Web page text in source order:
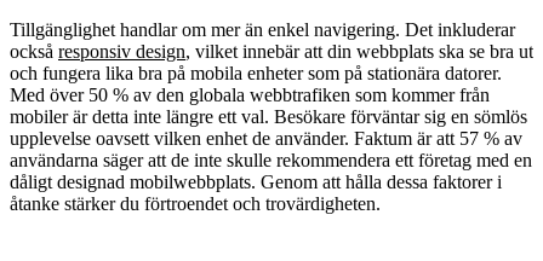
Tillgänglighet handlar om mer än enkel navigering. Det inkluderar
också responsiv design, vilket innebär att din webbplats ska se bra ut
och fungera lika bra på mobila enheter som på stationära datorer.
Med över 50 % av den globala webbtrafiken som kommer från
mobiler är detta inte längre ett val. Besökare förväntar sig en sömlös
upplevelse oavsett vilken enhet de använder. Faktum är att 57 % av
användarna säger att de inte skulle rekommendera ett företag med en
dåligt designad mobilwebbplats. Genom att hålla dessa faktorer i
åtanke stärker du förtroendet och trovärdigheten.